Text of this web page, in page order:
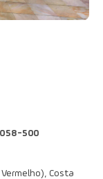
500
Costa